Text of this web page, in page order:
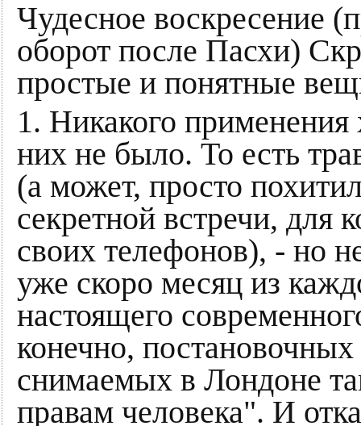
Чудесное воскресение
оборот после Пасхи)
простые и понятные
1. Никакого
них не было. То есть
(а может, просто
секретной встречи, для
своих телефонов), - но
уже скоро месяц из
настоящего
конечно,
снимаемых в Лондоне
правам человека". И